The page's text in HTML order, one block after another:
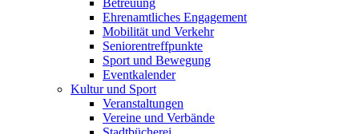
Ehrenamtliches Engagement
Mobilität und Verkehr
Seniorentreffpunkte
Sport und Bewegung
Eventkalender
Kultur und Sport
Veranstaltungen
Vereine und Verbände